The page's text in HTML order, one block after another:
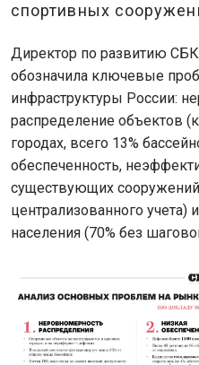
спортивных
Директор по развитию СБК
обозначила ключевые
инфраструктуры России:
распределение объектов
городах, всего 13%
обеспеченность,
существующих сооружений
централизованного учета)
населения (70% без